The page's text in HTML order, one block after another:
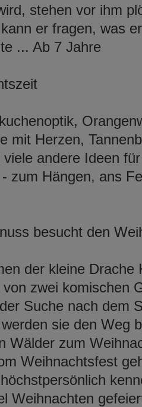
stehen vor ihm
er fragen, was
... Ab 7 Jahre
mit Herzen,
andere Ideen
zum Hängen, ans
besucht den
der kleine Drache
zwei komischen
Suche nach dem
sie den Weg
Wälder zum
Weihnachtsfest
Weihnachten